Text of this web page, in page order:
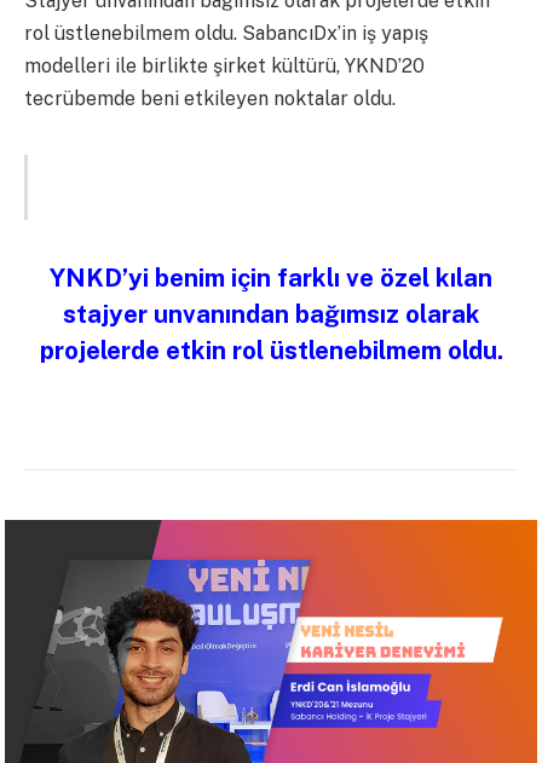
rol üstlenebilmem oldu. SabancıDx’in iş yapış
modelleri ile birlikte şirket kültürü, YKND’20
tecrübemde beni etkileyen noktalar oldu.
YNKD’yi benim için farklı ve özel kılan
stajyer unvanından bağımsız olarak
projelerde etkin rol üstlenebilmem oldu.